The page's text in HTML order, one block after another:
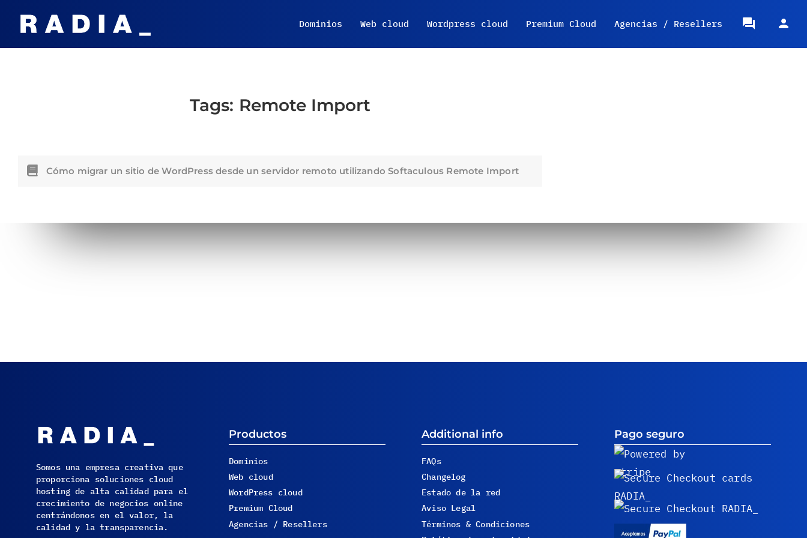
Dominios Web cloud Wordpress cloud Premium Cloud Agencias / Resellers
Tags: Remote Import
Cómo migrar un sitio de WordPress desde un servidor remoto utilizando Softaculous Remote Import
Somos una empresa creativa que
proporciona soluciones cloud
hosting de alta calidad para el
crecimiento de negocios online
centrándonos en el valor, la
calidad y la transparencia.
Productos
Dominios
Web cloud
WordPress cloud
Premium Cloud
Agencias / Resellers
Additional info
FAQs
Changelog
Estado de la red
Aviso Legal
Términos & Condiciones
Pago seguro